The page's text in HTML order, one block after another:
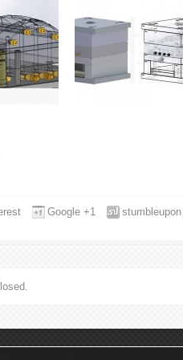
stumbleupon
Google +1
los derechos reservados.